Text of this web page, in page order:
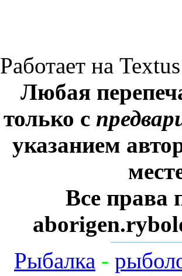
Работает на
Любая
только с
указанием
Все права
Рыбалка -